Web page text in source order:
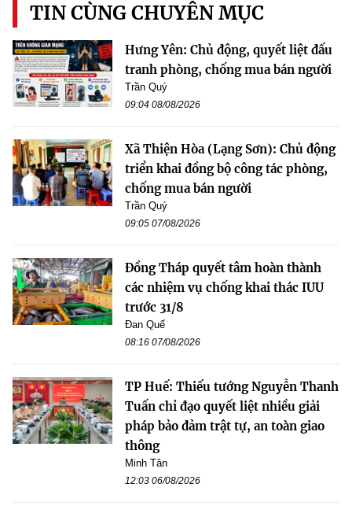
TIN CÙNG CHUYÊN MỤC
Hưng Yên: Chủ động, quyết liệt đấu
tranh phòng, chống mua bán người
Trần Quý
09:04 08/08/2026
Xã Thiện Hòa (Lạng Sơn): Chủ động
triển khai đồng bộ công tác phòng,
chống mua bán người
Trần Quý
09:05 07/08/2026
Đồng Tháp quyết tâm hoàn thành
các nhiệm vụ chống khai thác IUU
trước 31/8
Đan Quế
08:16 07/08/2026
TP Huế: Thiếu tướng Nguyễn Thanh
Tuấn chỉ đạo quyết liệt nhiều giải
pháp bảo đảm trật tự, an toàn giao
thông
Minh Tân
12:03 06/08/2026